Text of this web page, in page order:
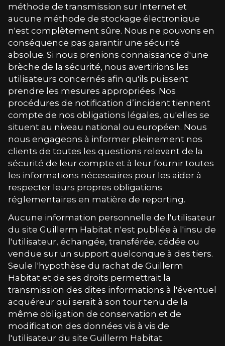
méthode de transmission sur Internet et
aucune méthode de stockage électronique
n'est complètement sûre. Nous ne pouvons en
conséquence pas garantir une sécurité
absolue. Si nous prenions connaissance d'une
brèche de la sécurité, nous avertirions les
utilisateurs concernés afin qu'ils puissent
prendre les mesures appropriées. Nos
procédures de notification d’incident tiennent
compte de nos obligations légales, qu'elles se
situent au niveau national ou européen. Nous
nous engageons à informer pleinement nos
clients de toutes les questions relevant de la
sécurité de leur compte et à leur fournir toutes
les informations nécessaires pour les aider à
respecter leurs propres obligations
réglementaires en matière de reporting.
Aucune information personnelle de l'utilisateur
du site Guillerm Habitat n'est publiée à l'insu de
l'utilisateur, échangée, transférée, cédée ou
vendue sur un support quelconque à des tiers.
Seule l'hypothèse du rachat de Guillerm
Habitat et de ses droits permettrait la
transmission des dites informations à l'éventuel
acquéreur qui serait à son tour tenu de la
même obligation de conservation et de
modification des données vis à vis de
l'utilisateur du site Guillerm Habitat.